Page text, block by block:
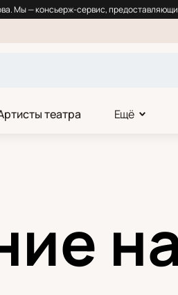
Мы — консьерж-сервис,
театра Ещё